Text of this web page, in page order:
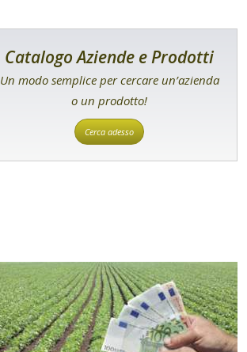
Catalogo Aziende e Prodotti
Un modo semplice per cercare un’azienda
o un prodotto!
Cerca adesso